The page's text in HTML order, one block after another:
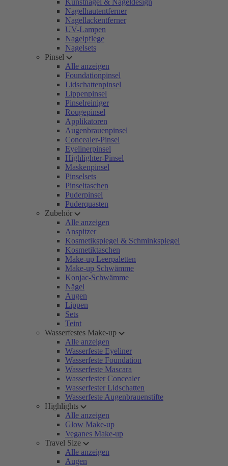
Kunstnägel & Nageldesign
Nagelhautentferner
Nagellackentferner
UV-Lampen
Nagelpflege
Nagelsets
Pinsel
Alle anzeigen
Foundationpinsel
Lidschattenpinsel
Lippenpinsel
Pinselreiniger
Rougepinsel
Applikatoren
Augenbrauenpinsel
Concealer-Pinsel
Eyelinerpinsel
Highlighter-Pinsel
Maskenpinsel
Pinselsets
Pinseltaschen
Puderpinsel
Puderquasten
Zubehör
Alle anzeigen
Anspitzer
Kosmetikspiegel & Schminkspiegel
Kosmetiktaschen
Make-up Leerpaletten
Make-up Schwämme
Konjac-Schwämme
Nägel
Augen
Lippen
Sets
Teint
Wasserfestes Make-up
Alle anzeigen
Wasserfeste Eyeliner
Wasserfeste Foundation
Wasserfeste Mascara
Wasserfester Concealer
Wasserfester Lidschatten
Wasserfeste Augenbrauenstifte
Highlights
Alle anzeigen
Glow Make-up
Veganes Make-up
Travel Size
Alle anzeigen
Augen